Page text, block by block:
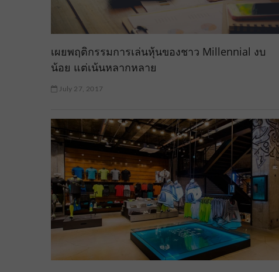
เผยพฤติกรรมการเล่นหุ้นของชาว Millennial งบ
น้อย แต่เน้นหลากหลาย
July 27, 2017